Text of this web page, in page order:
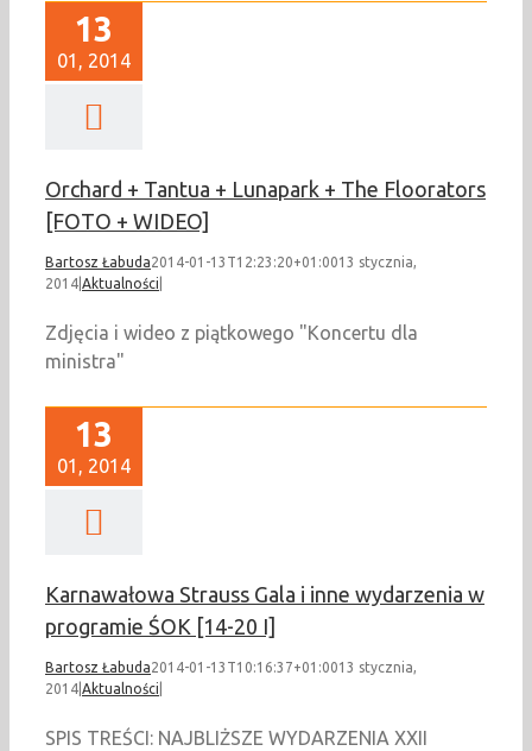
13
01, 2014
Orchard + Tantua + Lunapark + The Floorators
[FOTO + WIDEO]
Bartosz Łabuda2014-01-13T12:23:20+01:0013 stycznia,
2014 Aktualności
Zdjęcia i wideo z piątkowego "Koncertu dla
ministra"
13
01, 2014
Karnawałowa Strauss Gala i inne wydarzenia w
programie ŚOK [14-20 I]
Bartosz Łabuda2014-01-13T10:16:37+01:0013 stycznia,
2014 Aktualności
SPIS TREŚCI: NAJBLIŻSZE WYDARZENIA XXII